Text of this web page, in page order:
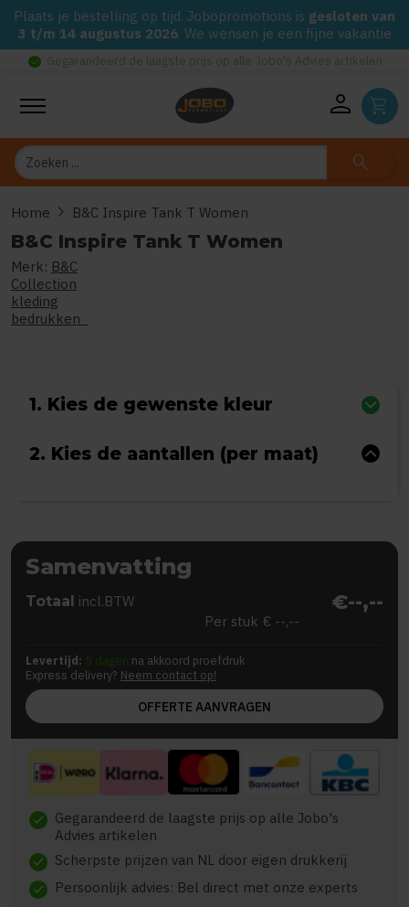
Plaats je bestelling op tijd. Jobopromotions is gesloten van
3 t/m 14 augustus 2026. We wensen je een fijne vakantie
check_circle
person shopping_cart
Zoeken search
Home chevron_right B&C Inspire Tank T Women
B&C Inspire Tank T Women
Merk: B&C
Collection
kleding
bedrukken
1. Kies de gewenste kleur
2. Kies de aantallen (per maat)
Samenvatting
Totaal incl.BTW €--,--
Per stuk € --,--
Levertijd: 5 dagen na akkoord proefdruk
Express delivery? Neem contact op!
OFFERTE AANVRAGEN
check Gegarandeerd de laagste prijs op alle Jobo's
Advies artikelen
check Scherpste prijzen van NL door eigen drukkerij
check Persoonlijk advies: Bel direct met onze experts